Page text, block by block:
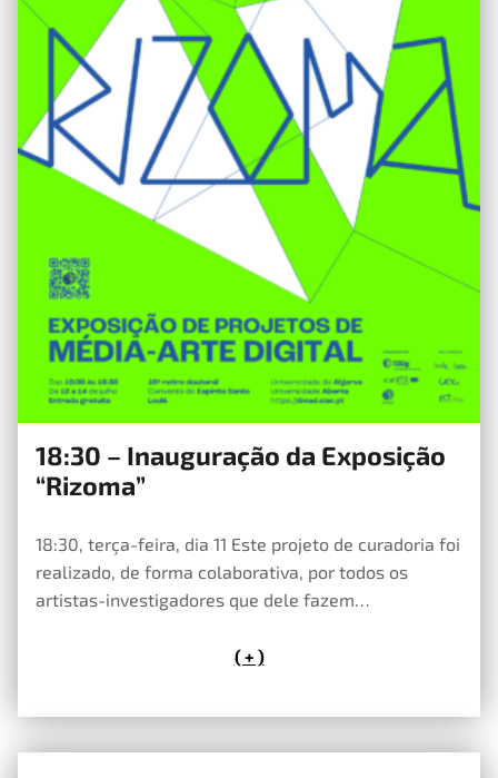
18:30 – Inauguração da Exposição
“Rizoma”
18:30, terça-feira, dia 11 Este projeto de curadoria foi
realizado, de forma colaborativa, por todos os
artistas-investigadores que dele fazem…
( + )
23 de Maio, 2023